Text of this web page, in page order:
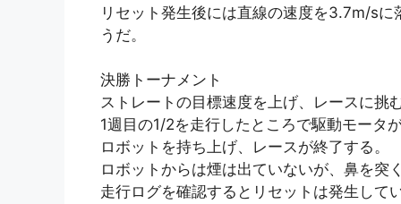
リセット発生後には直線の速度を3.7m/s
うだ。
決勝トーナメント
ストレートの目標速度を上げ、レースに挑む
1週目の1/2を走行したところで駆動モータが
ロボットを持ち上げ、レースが終了する。
ロボットからは煙は出ていないが、鼻を突
走行ログを確認するとリセットは発生して